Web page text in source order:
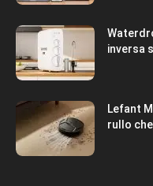
inversa
Lefant
rullo